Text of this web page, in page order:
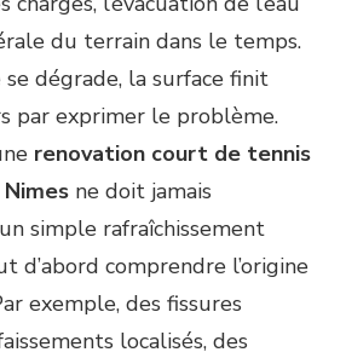
du terrain dans le temps.
se dégrade, la surface finit
par exprimer le problème.
renovation court de tennis
ne doit jamais
simple rafraîchissement
d’abord comprendre l’origine
exemple, des fissures
localisés, des